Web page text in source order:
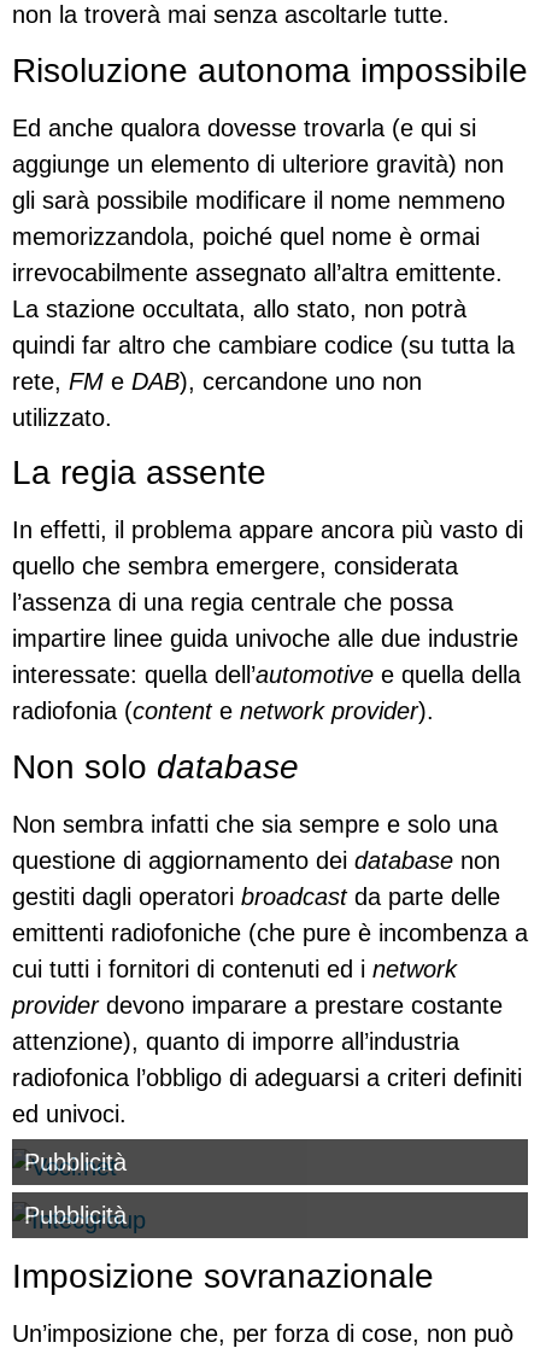
non la troverà mai senza ascoltarle tutte.
Risoluzione autonoma impossibile
Ed anche qualora dovesse trovarla (e qui si
aggiunge un elemento di ulteriore gravità) non
gli sarà possibile modificare il nome nemmeno
memorizzandola, poiché quel nome è ormai
irrevocabilmente assegnato all’altra emittente.
La stazione occultata, allo stato, non potrà
quindi far altro che cambiare codice (su tutta la
rete, FM e DAB), cercandone uno non
utilizzato.
La regia assente
In effetti, il problema appare ancora più vasto di
quello che sembra emergere, considerata
l’assenza di una regia centrale che possa
impartire linee guida univoche alle due industrie
interessate: quella dell’automotive e quella della
radiofonia (content e network provider).
Non solo database
Non sembra infatti che sia sempre e solo una
questione di aggiornamento dei database non
gestiti dagli operatori broadcastda parte delle
emittenti radiofoniche (che pure è incombenza a
cui tutti i fornitori di contenuti ed i network
providerdevono imparare a prestare costante
attenzione), quanto di imporre all’industria
radiofonica l’obbligo di adeguarsi a criteri definiti
ed univoci.
Pubblicità
Pubblicità
Imposizione sovranazionale
Un’imposizione che, per forza di cose, non può